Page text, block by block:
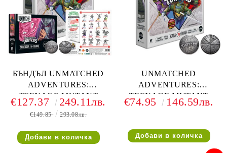
БЪНДЪЛ UNMATCHED
ADVENTURES:
TEENAGE MUTANT
NINJA TURTLES +
COLLECTOR COIN + ALT
ART + FOIL CARDS +
ULTIMATE MINIATURE
€127.37 249.11лв.
€149.85 293.08лв.
UNMATCHED
ADVENTURES:
TEENAGE MUTANT
NINJA TURTLES +
ART + FOIL CARDS
€74.95 146.59лв.